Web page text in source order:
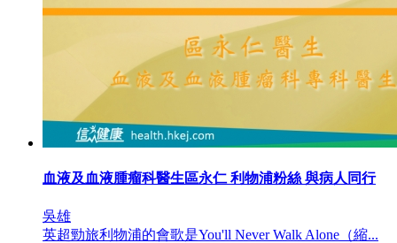
血液及血液腫瘤科醫生區永仁 利物浦粉絲 與病人同行
吳雄
英超勁旅利物浦的會歌是You'll Never Walk Alone（縮...